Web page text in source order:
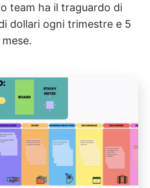
team ha il traguardo di
dollari ogni trimestre e 5